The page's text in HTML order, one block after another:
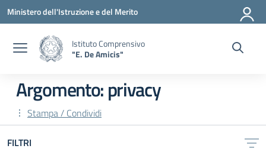
Vai ai contenuti
Vai al menu di navigazione
Vai al footer
Ministero dell'Istruzione e del Merito
Istituto Comprensivo
"E. De Amicis"
Argomento: privacy
Stampa / Condividi
FILTRI